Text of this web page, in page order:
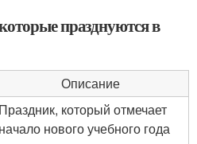
празднуются в
Описание
Праздник, который отмечает
начало нового учебного года